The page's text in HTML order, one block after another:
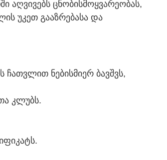
აღვივებს ცნობისმოყვარეობას,
უკეთ გააზრებასა და
ნებისმიერ ბავშვს,
კლუბს.